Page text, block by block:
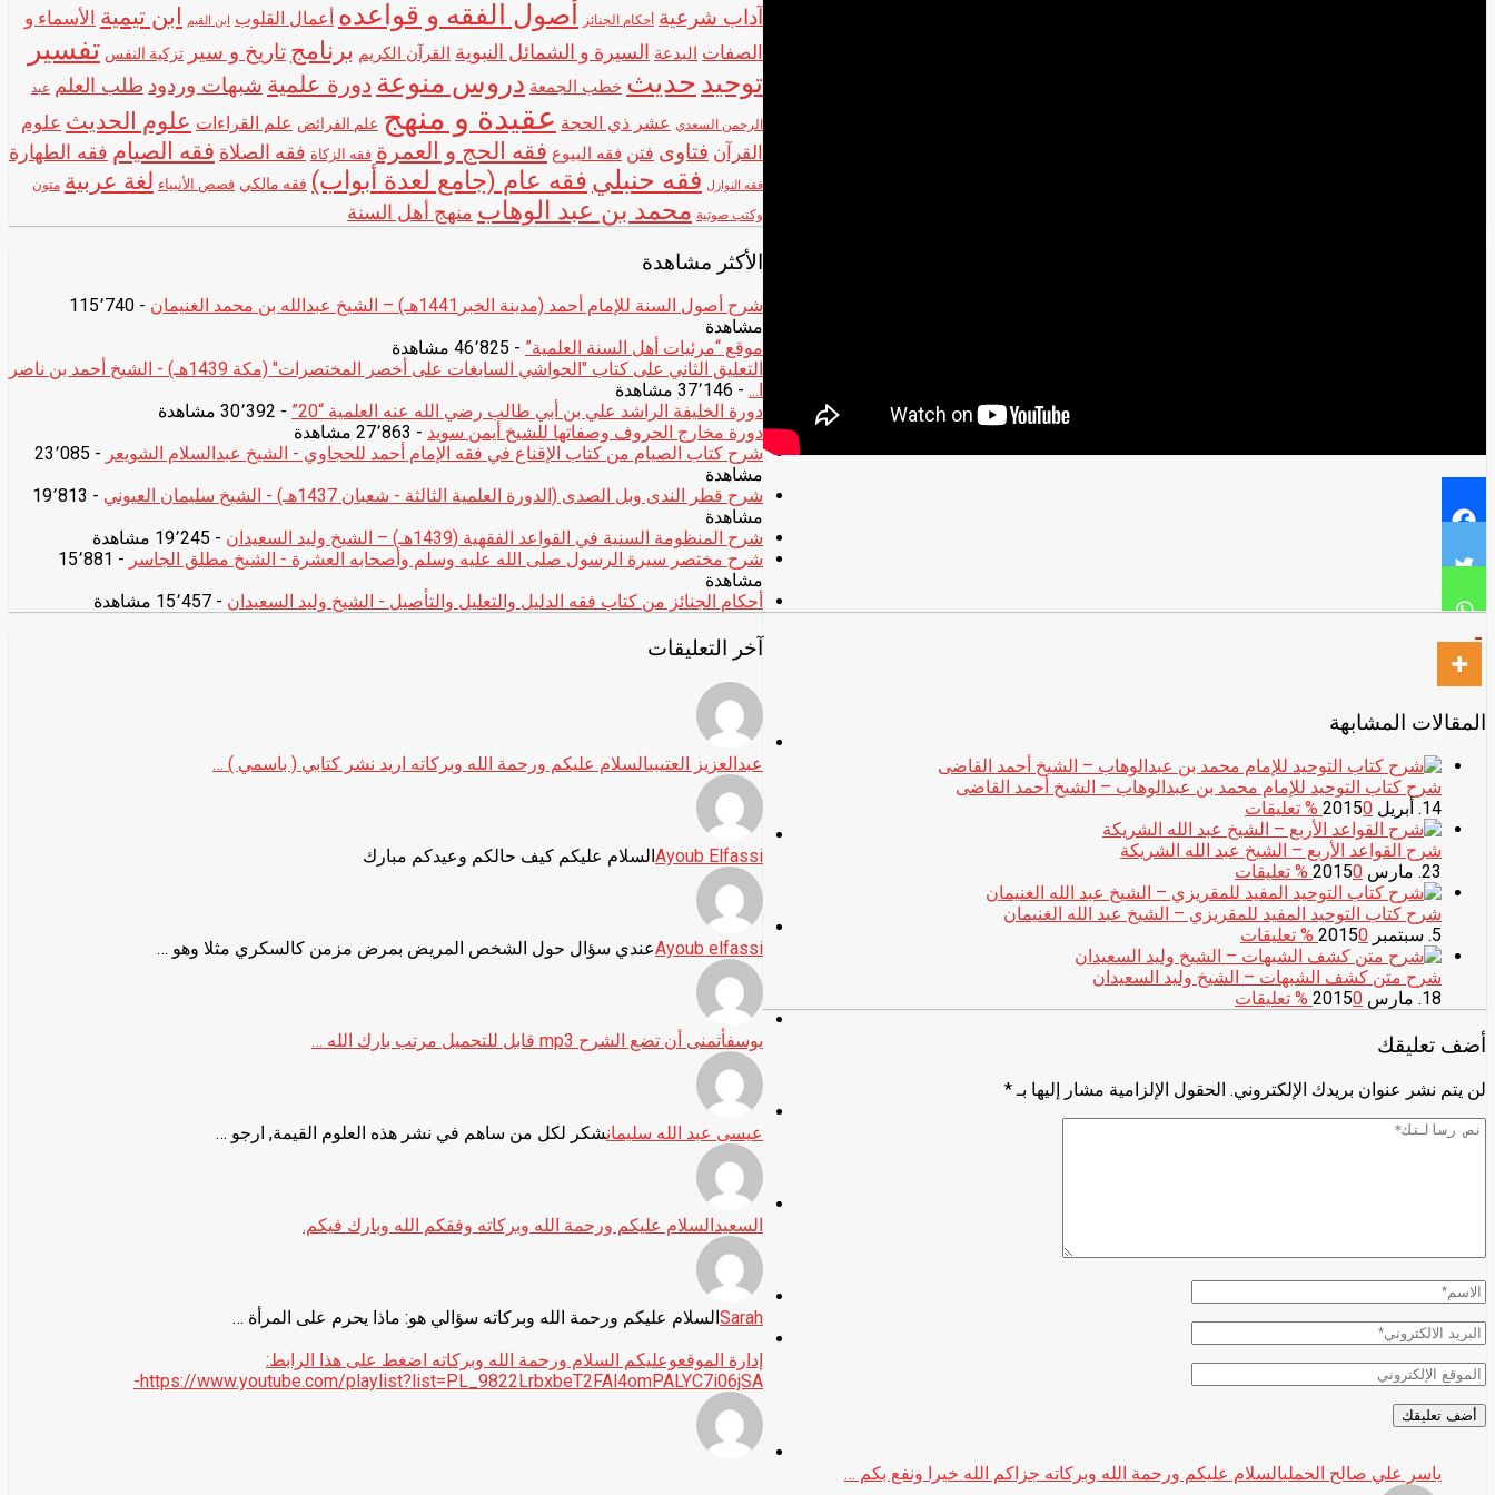
المقالات المشابهة
شرح كتاب التوحيد للإمام محمد بن عبدالوهاب – الشيخ أحمد القاضى
14. أبريل 2015
0
% تعليقات
شرح القواعد الأربع – الشيخ عبد الله الشريكة
23. مارس 2015
0
% تعليقات
شرح كتاب التوحيد المفيد للمقريزي – الشيخ عبد الله الغنيمان
5. سبتمبر 2015
0
% تعليقات
شرح متن كشف الشبهات – الشيخ وليد السعيدان
18. مارس 2015
0 % تعليقات
أضف تعليقك
لن يتم نشر عنوان بريدك الإلكتروني. الحقول الإلزامية مشار إليها بـ *
آداب شرعية أحكام الجنائز أصول الفقه و قواعده أعمال القلوب ابن القيم ابن تيمية الأسماء و
الصفات البدعة السيرة و الشمائل النبوية القرآن الكريم برنامج تاريخ و سير تزكية النفس تفسير
توحيد حديث خطب الجمعة دروس منوعة دورة علمية شبهات وردود طلب العلم عبد
الرحمن السعدي عشر ذي الحجة عقيدة و منهج علم الفرائض علم القراءات علوم الحديث علوم
القرآن فتاوى فتن فقه البيوع فقه الحج و العمرة فقه الزكاة فقه الصلاة فقه الصيام فقه الطهارة
فقه النوازل فقه حنبلي فقه عام (جامع لعدة أبواب) فقه مالكي قصص الأنبياء لغة عربية متون
وكتب صوتية محمد بن عبد الوهاب منهج أهل السنة
الأكثر مشاهدة
شرح أصول السنة للإمام أحمد (مدينة الخبر1441هـ) – الشيخ عبدالله بن محمد الغنيمان
- 115٬740
مشاهدة
موقع “مرئيات أهل السنة العلمية” - 46٬825 مشاهدة
التعليق الثاني على كتاب "الحواشي السابغات على أخصر المختصرات" (مكة 1439هـ) - الشيخ أحمد بن ناصر
ا... - 37٬146 مشاهدة
دورة الخليفة الراشد علي بن أبي طالب رضي الله عنه العلمية “20”
- 30٬392 مشاهدة
دورة مخارج الحروف وصفاتها للشيخ أيمن سويد - 27٬863 مشاهدة
شرح كتاب الصيام من كتاب الإقناع في فقه الإمام أحمد للحجاوي - الشيخ عبدالسلام الشويعر
- 23٬085
مشاهدة
شرح قطر الندى وبل الصدى (الدورة العلمية الثالثة - شعبان 1437هـ) - الشيخ سليمان العيوني
- 19٬813
مشاهدة
شرح المنظومة السنية في القواعد الفقهية (1439هـ) – الشيخ وليد السعيدان
- 19٬245 مشاهدة
شرح مختصر سيرة الرسول صلى الله عليه وسلم وأصحابه العشرة - الشيخ مطلق الجاسر
- 15٬881
مشاهدة
أحكام الجنائز من كتاب فقه الدليل والتعليل والتأصيل - الشيخ وليد السعيدان - 15٬457 مشاهدة
آخر التعليقات
عبدالعزيز العتيبيالسلام عليكم ورحمة الله وبركاته اريد نشر كتابي ( باسمي ) …
Ayoub Elfassiالسلام عليكم كيف حالكم وعيدكم مبارك
Ayoub elfassiعندي سؤال حول الشخص المريض بمرض مزمن كالسكري مثلا وهو …
يوسفأتمنى أن تضع الشرح mp3 قابل للتحميل مرتب بارك الله …
عيسى عبد الله سليمانشكر لكل من ساهم في نشر هذه العلوم القيمة, ارجو …
السعيدالسلام عليكم ورحمة الله وبركاته وفقكم الله وبارك فيكم.
Sarahالسلام عليكم ورحمة الله وبركاته سؤالي هو: ماذا يحرم على المرأة …
إدارة الموقعوعليكم السلام ورحمة الله وبركاته اضغط على هذا الرابط:
https://www.youtube.com/playlist?list=PL_9822LrbxbeT2FAl4omPALYC7i06jSA-
ياسر علي صالح الحمليالسلام عليكم ورحمة الله وبركاته جزاكم الله خيرا ونفع بكم …